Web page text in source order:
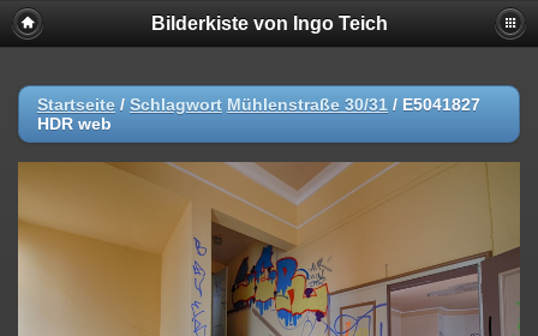
Bilderkiste von Ingo Teich
Startseite / Schlagwort Mühlenstraße 30/31 / E5041827
HDR web